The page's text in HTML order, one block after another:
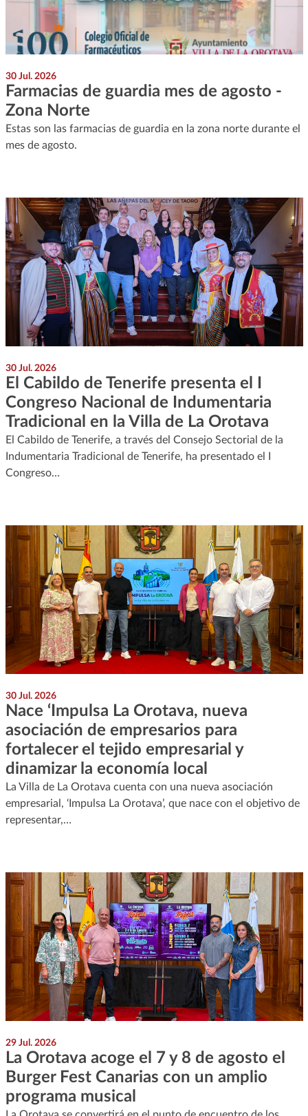
30 Jul. 2026
Farmacias de guardia mes de agosto -
Zona Norte
Estas son las farmacias de guardia en la zona norte durante el
mes de agosto.
30 Jul. 2026
El Cabildo de Tenerife presenta el I
Congreso Nacional de Indumentaria
Tradicional en la Villa de La Orotava
El Cabildo de Tenerife, a través del Consejo Sectorial de la
Indumentaria Tradicional de Tenerife, ha presentado el I
Congreso…
30 Jul. 2026
Nace ‘Impulsa La Orotava, nueva
asociación de empresarios para
fortalecer el tejido empresarial y
dinamizar la economía local
La Villa de La Orotava cuenta con una nueva asociación
empresarial, ‘Impulsa La Orotava’, que nace con el objetivo de
representar,…
29 Jul. 2026
La Orotava acoge el 7 y 8 de agosto el
Burger Fest Canarias con un amplio
programa musical